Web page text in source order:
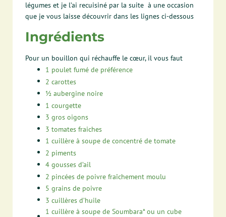
légumes et je l’ai recuisiné par la suite à une occasion
que je vous laisse découvrir dans les lignes ci-dessous
Ingrédients
Pour un bouillon qui réchauffe le cœur, il vous faut
1 poulet fumé de préférence
2 carottes
½ aubergine noire
1 courgette
3 gros oigons
3 tomates fraiches
1 cuillère à soupe de concentré de tomate
2 piments
4 gousses d’ail
2 pincées de poivre fraîchement moulu
5 grains de poivre
3 cuillères d’huile
1 cuillère à soupe de Soumbara* ou un cube